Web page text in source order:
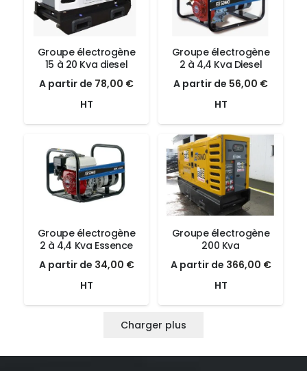
Groupe électrogène
15 à 20 Kva diesel
A partir de Le
initial
était :
78,00 €.
78,00 €Le
actuel
78,00 €.
HT
Groupe électrogène
2 à 4,4 Kva Diesel
A partir de Le
initial
était :
56,00 €.
56,00 €Le
actuel
est :
HT
Groupe électrogène
2 à 4,4 Kva Essence
A partir de Le
initial
était :
34,00 €Le
actuel
est :
HT
Groupe électrogène
200 Kva
A partir de Le
prix
initial
366,00 €Le
actuel
HT
Charger plus